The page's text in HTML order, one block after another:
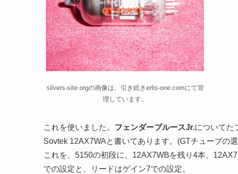
silvers-site.orgの画像は、引き続きerlis-one.comにて管
理しています。
これを使いました。 フェンダーブルースJr.についてた
Sovtek 12AX7WAと書いてあります。(GTチューブの
これを、5150の初段に、12AX7WBを残り4本、
での設定と、リードはゲイン7での設定。